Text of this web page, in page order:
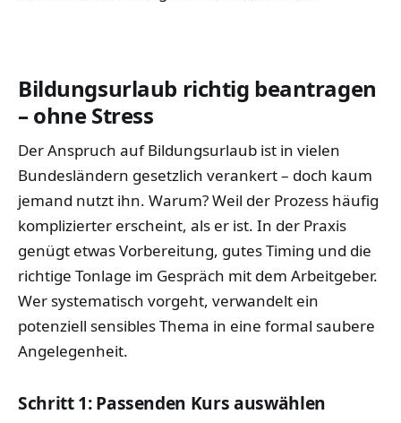
Bildungsurlaub richtig beantragen
– ohne Stress
Der Anspruch auf Bildungsurlaub ist in vielen
Bundesländern gesetzlich verankert – doch kaum
jemand nutzt ihn. Warum? Weil der Prozess häufig
komplizierter erscheint, als er ist. In der Praxis
genügt etwas Vorbereitung, gutes Timing und die
richtige Tonlage im Gespräch mit dem Arbeitgeber.
Wer systematisch vorgeht, verwandelt ein
potenziell sensibles Thema in eine formal saubere
Angelegenheit.
Schritt 1: Passenden Kurs auswählen